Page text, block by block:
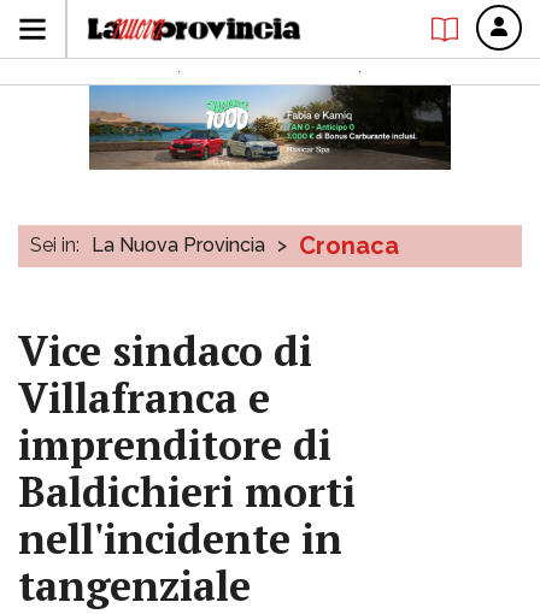
Sei in: La Nuova Provincia > Cronaca
Vice sindaco di
Villafranca e
imprenditore di
Baldichieri morti
nell'incidente in
tangenziale